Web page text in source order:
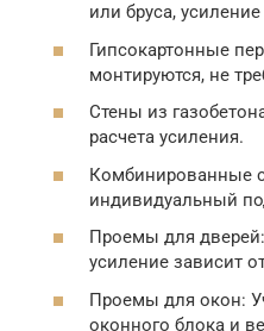
или бруса,
Гипсокартонные
монтируются, не
Стены из
расчета усиления.
Комбинированные
индивидуальный
Проемы для
усиление зависит
Проемы для окон:
оконного блока и